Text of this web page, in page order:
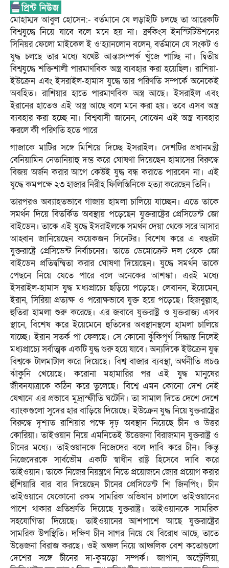
মোহাম্মদ আবুল হোসেন:- বর্তমানে যে লড়াইটি চলছে তা আরেকটি
বিশ্বযুদ্ধে নিয়ে যাবে বলে মনে হয় না। ব্রুকিংস ইনস্টিটিউশনের
সিনিয়র ফেলো মাইকেল ই ও’হ্যানলোন বলেন, বর্তমানে যে সংকট ও
যুদ্ধ চলছে তার মধ্যে যথেষ্ট আন্তঃসম্পর্ক খুঁজে পাচ্ছি না। দ্বিতীয়
বিশ্বযুদ্ধে শক্তিশালী পারমাণবিক অস্ত্র ব্যবহার করা হয়েছিল। রাশিয়া-
ইউক্রেন এবং ইসরাইল-হামাস যুদ্ধে তার পরিণতি সম্পর্কে অনেকেই
অবহিত। রাশিয়ার হাতে পারমাণবিক অস্ত্র আছে। ইসরাইল এবং
ইরানের হাতেও এই অস্ত্র আছে বলে মনে করা হয়। তবে এসব অস্ত্র
ব্যবহার করা হচ্ছে না। বিশ্ববাসী জানেন, বোঝেন এই অস্ত্র ব্যবহার
করলে কী পরিণতি হতে পারে
গাজাকে মাটির সঙ্গে মিশিয়ে দিচ্ছে ইসরাইল। দেশটির প্রধানমন্ত্রী
বেনিয়ামিন নেতানিয়াহু দম্ভ করে ঘোষণা দিয়েছেন হামাসের বিরুদ্ধে
বিজয় অর্জন করার আগে কেউই যুদ্ধ বন্ধ করাতে পারবেন না। এই
যুদ্ধে কমপক্ষে ২৩ হাজার নিরীহ ফিলিস্তিনিকে হত্যা করেছেন তিনি।
তারপরও অব্যাহতভাবে গাজায় হামলা চালিয়ে যাচ্ছেন। এতে তাকে
সমর্থন দিয়ে বিতর্কিত অবস্থায় পড়েছেন যুক্তরাষ্ট্রের প্রেসিডেন্ট জো
বাইডেন। তাকে এই যুদ্ধে ইসরাইলকে সমর্থন দেয়া থেকে সরে আসার
আহ্বান জানিয়েছেন কয়েকজন সিনেটর। বিশেষ করে এ বছরটা
যুক্তরাষ্ট্রে প্রেসিডেন্ট নির্বাচনের। তাতে ডেমোক্রেট দল থেকে জো
বাইডেন প্রতিদ্বন্দ্বিতা করার ঘোষণা দিয়েছেন। যুদ্ধে সমর্থন তাকে
পেছনে নিয়ে যেতে পারে বলে অনেকের আশঙ্কা। এরই মধ্যে
ইসরাইল-হামাস যুদ্ধ মধ্যপ্রাচ্যে ছড়িয়ে পড়েছে। লেবানন, ইয়েমেন,
ইরান, সিরিয়া প্রত্যক্ষ ও পরোক্ষভাবে যুক্ত হয়ে পড়েছে। হিজবুল্লাহ,
হুতিরা হামলা শুরু করেছে। এর জবাবে যুক্তরাষ্ট্র ও যুক্তরাজ্য এসব
স্থানে, বিশেষ করে ইয়েমেনে হুতিদের অবস্থানস্থলে হামলা চালিয়ে
যাচ্ছে। ইরান সতর্ক পা ফেলছে। সে কোনো ঝুঁকিপূর্ণ সিদ্ধান্ত নিলেই
মধ্যপ্রাচ্যে সর্বাত্মক একটি যুদ্ধ শুরু হয়ে যাবে। অন্যদিকে ইউক্রেন যুদ্ধ
বিশ্বকে টালমাটাল করে দিয়েছে। বিশ্ব বাজার ব্যবস্থা, অর্থনীতি প্রচণ্ড
ঝাঁকুনি খেয়েছে। করোনা মহামারির পর এই যুদ্ধ মানুষের
জীবনযাত্রাকে কঠিন করে তুলেছে। বিশ্বে এমন কোনো দেশ নেই
যেখানে এর প্রভাবে মুদ্রাস্ফীতি ঘটেনি। তা সামাল দিতে দেশে দেশে
ব্যাংকগুলো সুদের হার বাড়িয়ে দিয়েছে। ইউক্রেন যুদ্ধ নিয়ে যুক্তরাষ্ট্রের
বিরুদ্ধে দৃশ্যত রাশিয়ার পক্ষে দৃঢ় অবস্থান নিয়েছে চীন ও উত্তর
কোরিয়া। তাইওয়ান নিয়ে এমনিতেই উত্তেজনা বিরাজমান যুক্তরাষ্ট্র ও
চীনের মধ্যে। তাইওয়ানকে নিজেদের বলে দাবি করে চীন। কিন্তু
নিজেদেরকে সার্বভৌম একটি স্বাধীন রাষ্ট্র হিসেবে দাবি করে
তাইওয়ান। তাকে নিজের নিয়ন্ত্রণে নিতে প্রয়োজনে জোর প্রয়োগ করার
হুঁশিয়ারি বার বার দিয়েছেন চীনের প্রেসিডেন্ট শি জিনপিং। চীন
তাইওয়ানে যেকোনো রকম সামরিক অভিযান চালালে তাইওয়ানের
পাশে থাকার প্রতিশ্রুতি দিয়েছে যুক্তরাষ্ট্র। তাইওয়ানকে সামরিক
সহযোগিতা দিয়েছে। তাইওয়ানের আশপাশে আছে যুক্তরাষ্ট্রের
সামরিক উপস্থিতি। দক্ষিণ চীন সাগর নিয়ে যে বিরোধ আছে, তাতে
উত্তেজনা বিরাজ করছে। ওই অঞ্চল নিয়ে আঞ্চলিক বেশ কতোগুলো
দেশের সঙ্গে চীনের দা-কুমড়ো সম্পর্ক। জাপান, অস্ট্রেলিয়া,